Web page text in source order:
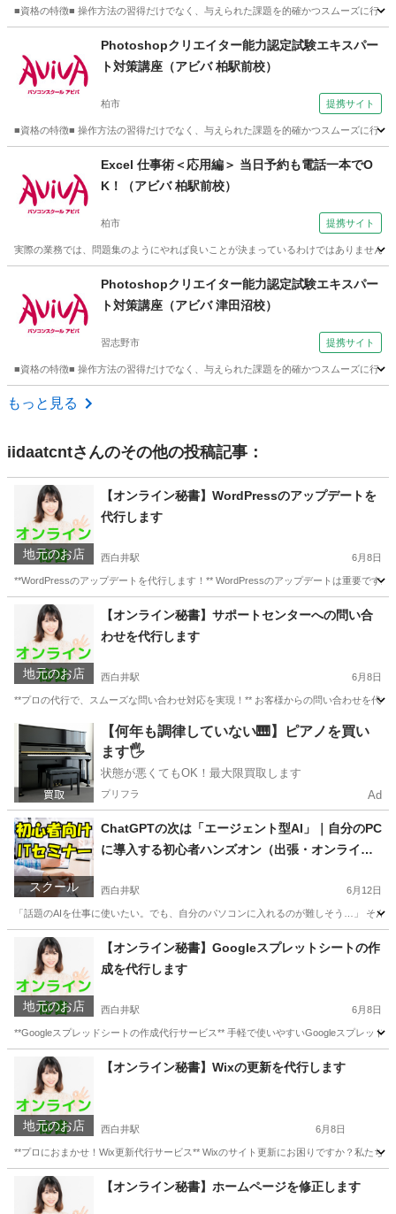
■資格の特徴■ 操作方法の習得だけでなく、与えられた課題を的確かつスムーズに行
Photoshop
Photoshopクリエイター能力認定試験エキスパー
ト対策講座（アビバ 柏駅前校）
柏市 提携サイト
■資格の特徴■ 操作方法の習得だけでなく、与えられた課題を的確かつスムーズに行
Photoshop
Excel 仕事術＜応用編＞ 当日予約も電話一本でO
K！（アビバ 柏駅前校）
柏市 提携サイト
実際の業務では、問題集のようにやれば良いことが決まっているわけではありません
Photoshopクリエイター能力認定試験エキスパー
ト対策講座（アビバ 津田沼校）
習志野市 提携サイト
■資格の特徴■ 操作方法の習得だけでなく、与えられた課題を的確かつスムーズに行
千葉 習志野市
もっと見る
iidaatcntさんのその他の投稿記事：
地元のお店
【オンライン秘書】WordPressのアップデートを
代行します
西白井駅 6月8日
**WordPressのアップデートを代行します！** WordPressのアップデートは重要です
千葉 西白井駅 パソコン修理 お客様
地元のお店
【オンライン秘書】サポートセンターへの問い合
わせを代行します
西白井駅 6月8日
**プロの代行で、スムーズな問い合わせ対応を実現！** お客様からの問い合わせを代
千葉 白井市 西白井駅 パソコン修理 お客様
【何年も調律していない🎹】ピアノを買い
ます🖐️
状態が悪くてもOK！最大限買取します
プリフラ Ad
スクール
ChatGPTの次は「エージェント型AI」｜自分のPC
に導入する初心者ハンズオン（出張・オンライン
西白井駅 6月12日
「話題のAIを仕事に使いたい。でも、自分のパソコンに入れるのが難しそう…」 そ
千葉 西白井駅 プログラミング オンライン
地元のお店
【オンライン秘書】Googleスプレットシートの作
成を代行します
西白井駅 6月8日
**Googleスプレッドシートの作成代行サービス** 手軽で使いやすいGoogleスプレッ
千葉 西白井駅 パソコン修理 お客様
地元のお店
【オンライン秘書】Wixの更新を代行します
西白井駅 6月8日
**プロにおまかせ！Wix更新代行サービス** Wixのサイト更新にお困りですか？私たち
千葉 西白井駅 パソコン修理 お客様
【オンライン秘書】ホームページを修正します